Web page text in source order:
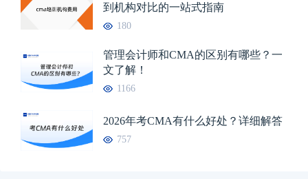
到机构对比的一站式指南
180
管理会计师和CMA的区别有哪些？一
文了解！
1166
2026年考CMA有什么好处？详细解答
757